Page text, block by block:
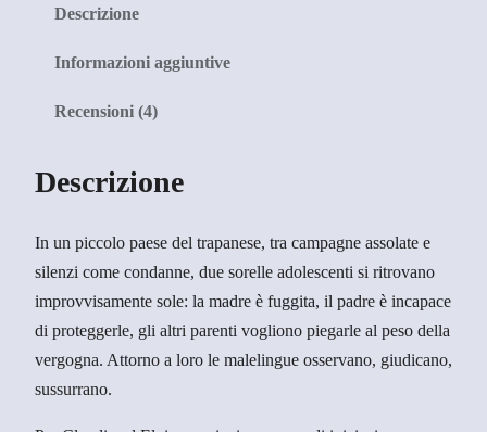
5
a
1
6
,
v
Descrizione
Informazioni aggiuntive
Recensioni (4)
Descrizione
In un piccolo paese del trapanese, tra campagne assolate e
silenzi come condanne, due sorelle adolescenti si ritrovano
improvvisamente sole: la madre è fuggita, il padre è incapace
di proteggerle, gli altri parenti vogliono piegarle al peso della
vergogna. Attorno a loro le malelingue osservano, giudicano,
sussurrano.